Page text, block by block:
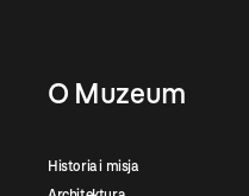
O Muzeum
Historia i misja